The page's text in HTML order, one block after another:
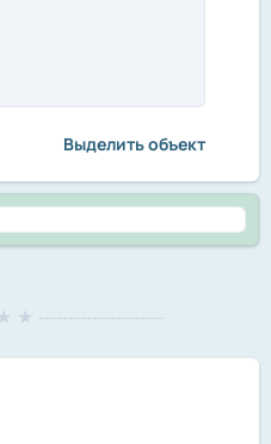
Выделить объект
★ ---------------------